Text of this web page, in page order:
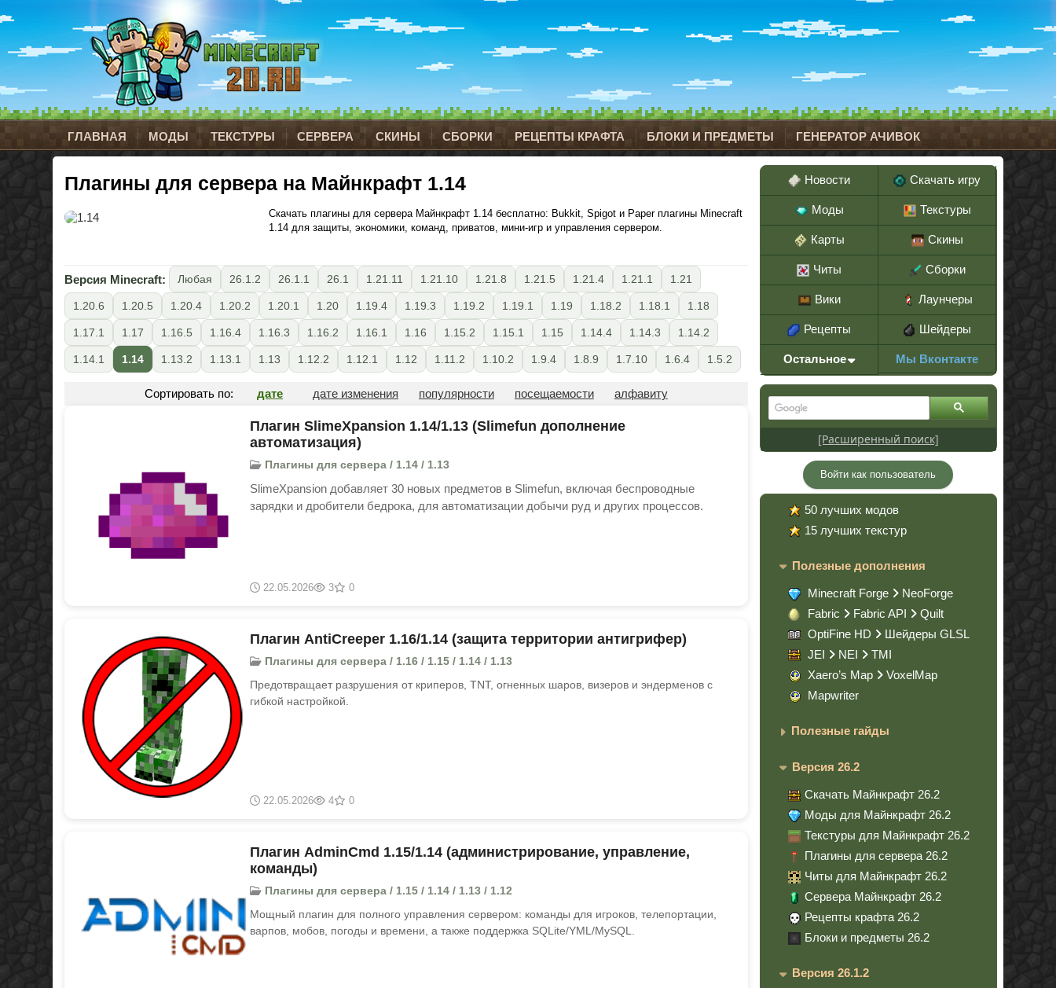
ГЛАВНАЯ МОДЫ ТЕКСТУРЫ СЕРВЕРА СКИНЫ СБОРКИ РЕЦЕПТЫ КРАФТА БЛОКИ И ПРЕДМЕТЫ ГЕНЕРАТОР АЧИВОК
Плагины для сервера на Майнкрафт 1.14
Скачать плагины для сервера Майнкрафт 1.14 бесплатно: Bukkit, Spigot и Paper плагины Minecraft
1.14 для защиты, экономики, команд, приватов, мини-игр и управления сервером.
Версия Minecraft: Любая 26.1.2 26.1.1 26.1 1.21.11 1.21.10 1.21.8 1.21.5 1.21.4 1.21.1 1.21
1.20.6 1.20.5 1.20.4 1.20.2 1.20.1 1.20 1.19.4 1.19.3 1.19.2 1.19.1 1.19 1.18.2 1.18.1 1.18
1.17.1 1.17 1.16.5 1.16.4 1.16.3 1.16.2 1.16.1 1.16 1.15.2 1.15.1 1.15 1.14.4 1.14.3 1.14.2
1.14.1 1.14 1.13.2 1.13.1 1.13 1.12.2 1.12.1 1.12 1.11.2 1.10.2 1.9.4 1.8.9 1.7.10 1.6.4 1.5.2
Сортировать по: дате дате изменения популярности посещаемости алфавиту
Плагин SlimeXpansion 1.14/1.13 (Slimefun дополнение
автоматизация)
Плагины для сервера / 1.14 / 1.13
SlimeXpansion добавляет 30 новых предметов в Slimefun, включая беспроводные
зарядки и дробители бедрока, для автоматизации добычи руд и других процессов.
22.05.2026 3 0
Плагин AntiCreeper 1.16/1.14 (защита территории антигрифер)
Плагины для сервера / 1.16 / 1.15 / 1.14 / 1.13
Предотвращает разрушения от криперов, TNT, огненных шаров, визеров и эндерменов с
гибкой настройкой.
22.05.2026 4 0
Плагин AdminCmd 1.15/1.14 (администрирование, управление,
команды)
Плагины для сервера / 1.15 / 1.14 / 1.13 / 1.12
Мощный плагин для полного управления сервером: команды для игроков, телепортации,
варпов, мобов, погоды и времени, а также поддержка SQLite/YML/MySQL.
Новости Скачать игру
Моды Текстуры
Карты Скины
Читы Сборки
Вики Лаунчеры
Рецепты Шейдеры
Остальное Мы Вконтакте
[Расширенный поиск]
Войти как пользователь
50 лучших модов
15 лучших текстур
Полезные дополнения
Minecraft Forge
NeoForge
Fabric
Fabric API
Quilt
OptiFine HD
Шейдеры GLSL
JEI
NEI
TMI
Xaero’s Map
VoxelMap
Mapwriter
Полезные гайды
Версия 26.2
Скачать Майнкрафт 26.2
Моды для Майнкрафт 26.2
Текстуры для Майнкрафт 26.2
Плагины для сервера 26.2
Читы для Майнкрафт 26.2
Сервера Майнкрафт 26.2
Рецепты крафта 26.2
Блоки и предметы 26.2
Версия 26.1.2